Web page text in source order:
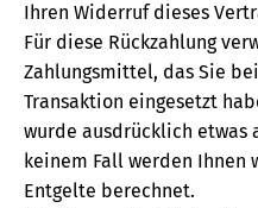
Ihren Widerruf dieses
Für diese Rückzahlung
Zahlungsmittel, das Sie
Transaktion eingesetzt
wurde ausdrücklich etwas
keinem Fall werden Ihnen
Entgelte berechnet.